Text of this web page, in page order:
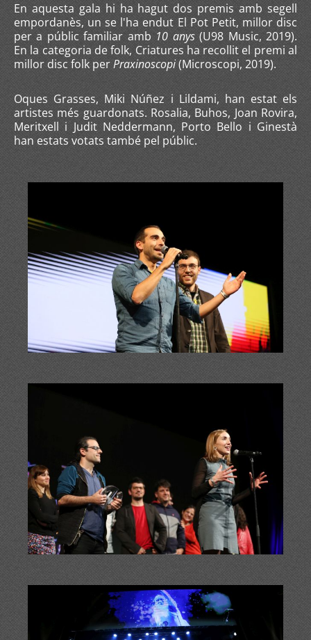
En aquesta gala hi ha hagut dos premis amb segell
empordanès, un se l'ha endut El Pot Petit, millor disc
per a públic familiar amb 10 anys(U98 Music, 2019).
En la categoria de folk, Criatures ha recollit el premi al
millor disc folk perPraxinoscopi(Microscopi, 2019).
Oques Grasses, Miki Núñez i Lildami, han estat els
artistes més guardonats. Rosalia, Buhos, Joan Rovira,
Meritxell i Judit Neddermann, Porto Bello i Ginestà
han estats votats també pel públic.